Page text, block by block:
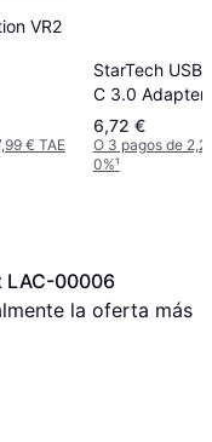
VR2
€ TAE
StarTech USB
C 3.0 Adapter
6,72 €
O 3 pagos de
0%¹
LAC-00006
la oferta más